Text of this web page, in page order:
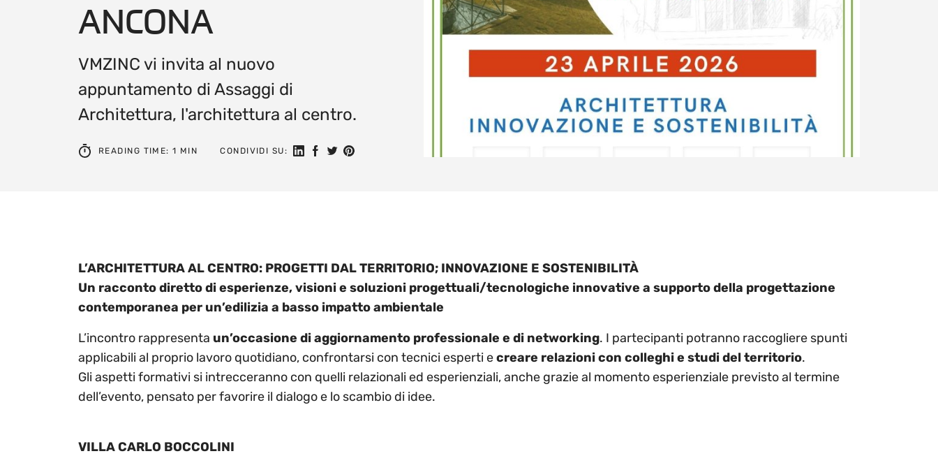
ANCONA
VMZINC vi invita al nuovo
appuntamento di Assaggi di
Architettura, l'architettura al centro.
READING TIME: 1 MIN CONDIVIDI SU: Seguici su Linkedin
Condividi su Facebook
Condividi su Twitter
Condividi su Pinterest
L’ARCHITETTURA AL CENTRO: PROGETTI DAL TERRITORIO; INNOVAZIONE E SOSTENIBILITÀ
Un racconto diretto di esperienze, visioni e soluzioni progettuali/tecnologiche innovative a supporto della progettazione
contemporanea per un’edilizia a basso impatto ambientale
L’incontro rappresenta un’occasione di aggiornamento professionale e di networking. I partecipanti potranno raccogliere spunti
applicabili al proprio lavoro quotidiano, confrontarsi con tecnici esperti ecreare relazioni con colleghi e studi del territorio.
Gli aspetti formativi si intrecceranno con quelli relazionali ed esperienziali, anche grazie al momento esperienziale previsto al termine
dell’evento, pensato per favorire il dialogo e lo scambio di idee.
VILLA CARLO BOCCOLINI